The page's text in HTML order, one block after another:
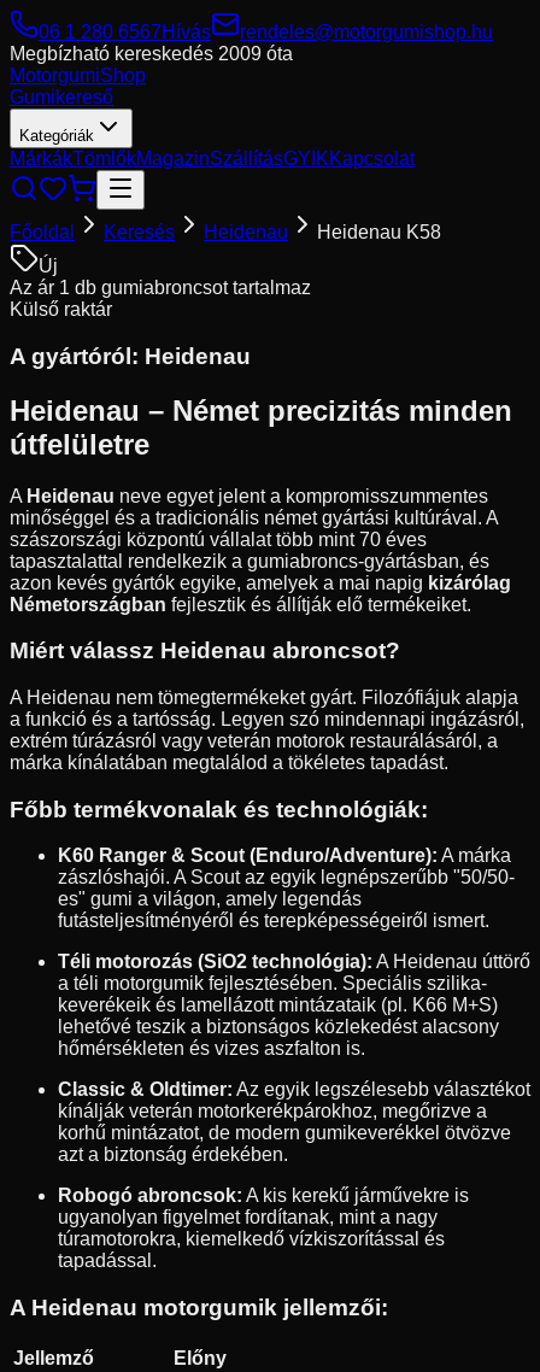
06 1 280 6567Hívás
rendeles@motorgumishop.hu
Megbízható kereskedés 2009 óta
MotorgumiShop
Gumikereső
Kategóriák
MárkákTömlőkMagazinSzállításGYIKKapcsolat
Főoldal Keresés Heidenau
Heidenau K58
Új
Az ár 1 db gumiabroncsot tartalmaz
Külső raktár
A gyártóról: Heidenau
Heidenau – Német precizitás minden
útfelületre
A Heidenau neve egyet jelent a kompromisszummentes
minőséggel és a tradicionális német gyártási kultúrával. A
szászországi központú vállalat több mint 70 éves
tapasztalattal rendelkezik a gumiabroncs-gyártásban, és
azon kevés gyártók egyike, amelyek a mai napig kizárólag
Németországban fejlesztik és állítják elő termékeiket.
Miért válassz Heidenau abroncsot?
A Heidenau nem tömegtermékeket gyárt. Filozófiájuk alapja
a funkció és a tartósság. Legyen szó mindennapi ingázásról,
extrém túrázásról vagy veterán motorok restaurálásáról, a
márka kínálatában megtalálod a tökéletes tapadást.
Főbb termékvonalak és technológiák:
K60 Ranger & Scout (Enduro/Adventure): A márka
zászlóshajói. A Scout az egyik legnépszerűbb "50/50-
es" gumi a világon, amely legendás
futásteljesítményéről és terepképességeiről ismert.
Téli motorozás (SiO2 technológia): A Heidenau úttörő
a téli motorgumik fejlesztésében. Speciális szilika-
keverékeik és lamellázott mintázataik (pl. K66 M+S)
lehetővé teszik a biztonságos közlekedést alacsony
hőmérsékleten és vizes aszfalton is.
Classic & Oldtimer: Az egyik legszélesebb választékot
kínálják veterán motorkerékpárokhoz, megőrizve a
korhű mintázatot, de modern gumikeverékkel ötvözve
azt a biztonság érdekében.
Robogó abroncsok: A kis kerekű járművekre is
ugyanolyan figyelmet fordítanak, mint a nagy
túramotorokra, kiemelkedő vízkiszorítással és
tapadással.
A Heidenau motorgumik jellemzői:
Jellemző
Előny